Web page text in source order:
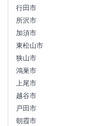
行田市
所沢市
加須市
東松山市
狭山市
鴻巣市
上尾市
越谷市
戸田市
朝霞市